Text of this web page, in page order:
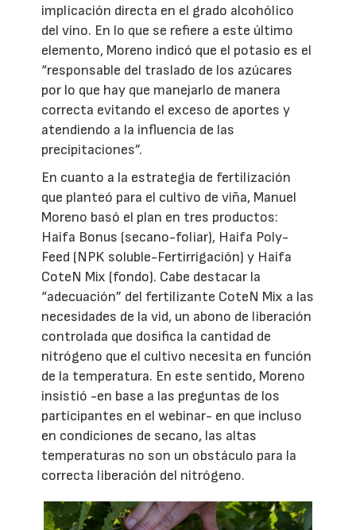
implicación directa en el grado alcohólico
del vino. En lo que se refiere a este último
elemento, Moreno indicó que el potasio es el
“responsable del traslado de los azúcares
por lo que hay que manejarlo de manera
correcta evitando el exceso de aportes y
atendiendo a la influencia de las
precipitaciones”.
En cuanto a la estrategia de fertilización
que planteó para el cultivo de viña, Manuel
Moreno basó el plan en tres productos:
Haifa Bonus (secano-foliar), Haifa Poly-
Feed (NPK soluble-Fertirrigación) y Haifa
CoteN Mix (fondo). Cabe destacar la
“adecuación” del fertilizante CoteN Mix a las
necesidades de la vid, un abono de liberación
controlada que dosifica la cantidad de
nitrógeno que el cultivo necesita en función
de la temperatura. En este sentido, Moreno
insistió -en base a las preguntas de los
participantes en el webinar- en que incluso
en condiciones de secano, las altas
temperaturas no son un obstáculo para la
correcta liberación del nitrógeno.